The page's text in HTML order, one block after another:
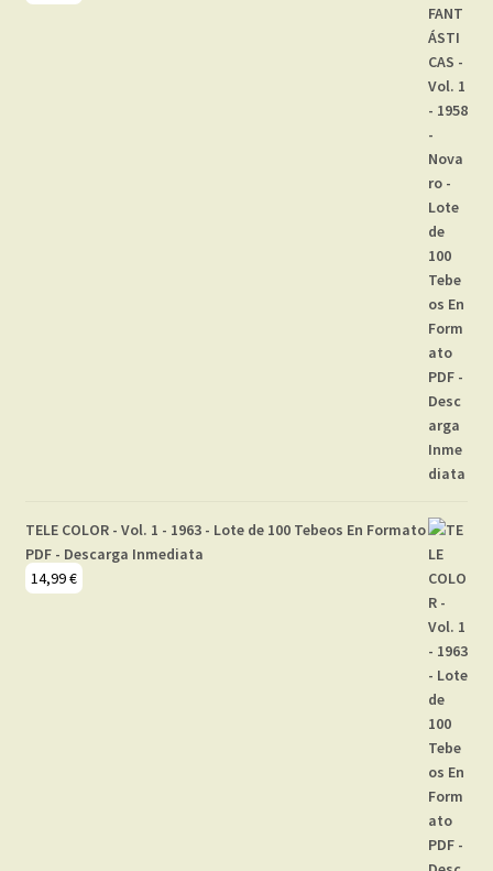
TELE COLOR - Vol. 1 - 1963 - Lote de 100 Tebeos En Formato
PDF - Descarga Inmediata
14,99€